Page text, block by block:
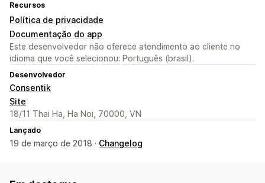
Recursos
Política de privacidade
Documentação do app
Este desenvolvedor não oferece atendimento ao cliente no
idioma que você selecionou: Português (brasil).
Desenvolvedor
Consentik
Site
18/11 Thai Ha, Ha Noi, 70000, VN
Lançado
19 de março de 2018 · Changelog